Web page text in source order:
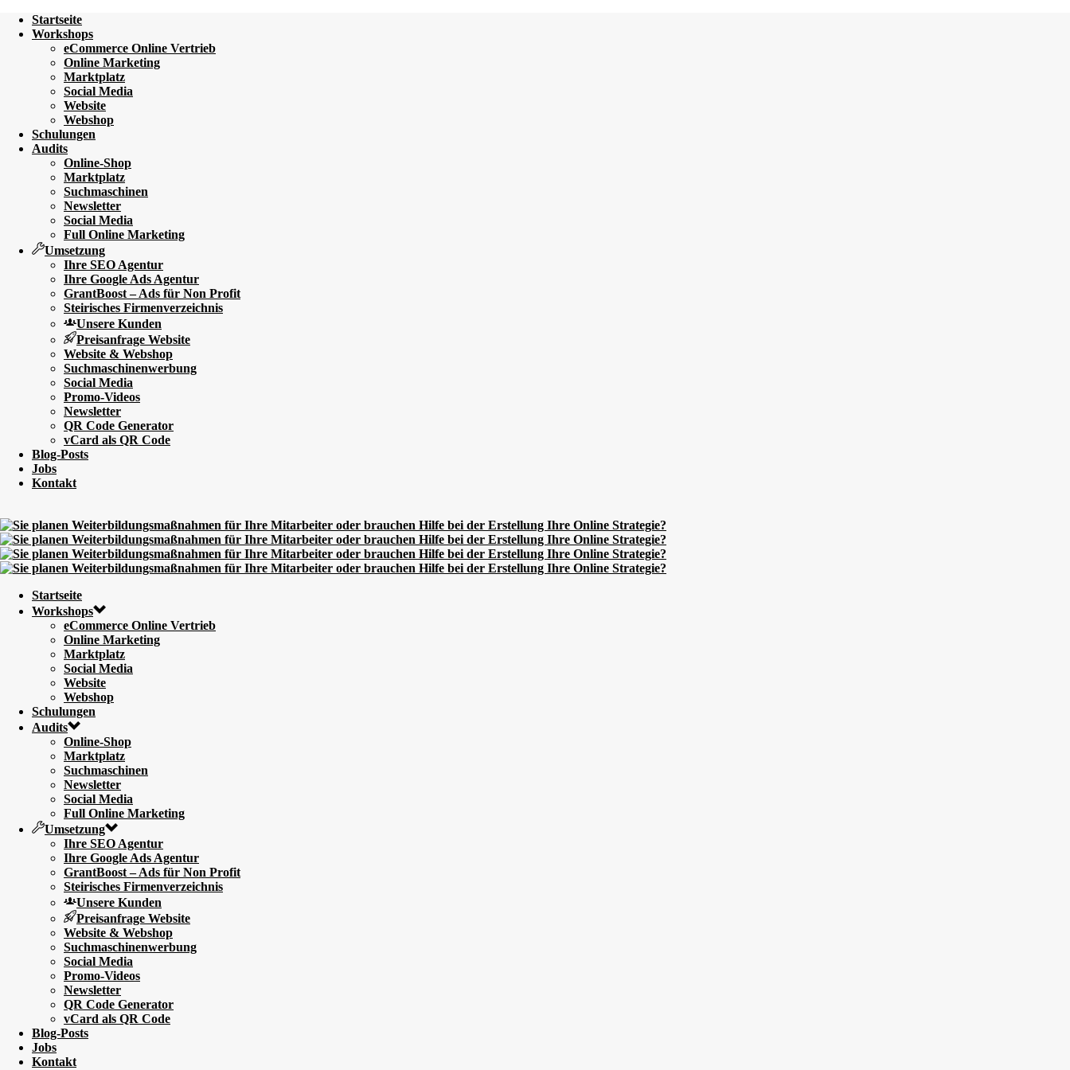
Startseite
Workshops
eCommerce Online Vertrieb
Online Marketing
Marktplatz
Social Media
Website
Webshop
Schulungen
Audits
Online-Shop
Marktplatz
Suchmaschinen
Newsletter
Social Media
Full Online Marketing
Umsetzung
Ihre SEO Agentur
Ihre Google Ads Agentur
GrantBoost – Ads für Non Profit
Steirisches Firmenverzeichnis
Unsere Kunden
Preisanfrage Website
Website & Webshop
Suchmaschinenwerbung
Social Media
Promo-Videos
Newsletter
QR Code Generator
vCard als QR Code
Blog-Posts
Jobs
Kontakt
Startseite
Workshops
eCommerce Online Vertrieb
Online Marketing
Marktplatz
Social Media
Website
Webshop
Schulungen
Audits
Online-Shop
Marktplatz
Suchmaschinen
Newsletter
Social Media
Full Online Marketing
Umsetzung
Ihre SEO Agentur
Ihre Google Ads Agentur
GrantBoost – Ads für Non Profit
Steirisches Firmenverzeichnis
Unsere Kunden
Preisanfrage Website
Website & Webshop
Suchmaschinenwerbung
Social Media
Promo-Videos
Newsletter
QR Code Generator
vCard als QR Code
Blog-Posts
Jobs
Kontakt